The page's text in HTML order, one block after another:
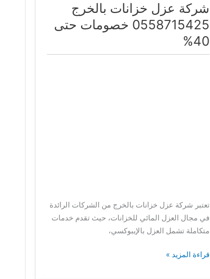
شركة عزل خزانات بالخرج
0558715425 خصومات حتى
40%
تعتبر شركة عزل خزانات بالخرج من الشركات الرائدة
في مجال العزل المائي للخزانات، حيث تقدم خدمات
متكاملة تشمل العزل بالإيبوكسي،
شركة
عزل
خزانات
بالخرج
0558715425
قراءة المزيد »